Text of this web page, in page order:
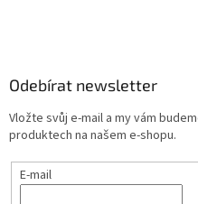
Odebírat newsletter
Vložte svůj e-mail a my vám
produktech na našem e-shopu.
E-mail